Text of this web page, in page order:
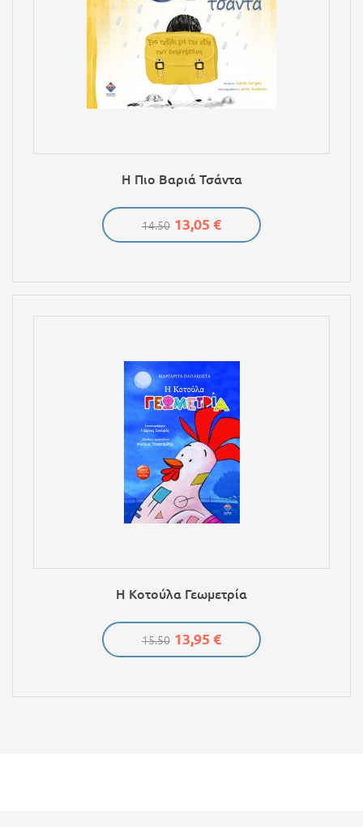
Η Πιο Βαριά Τσάντα
14.50 13,05 €
Η Κοτούλα Γεωμετρία
15.50 13,95 €